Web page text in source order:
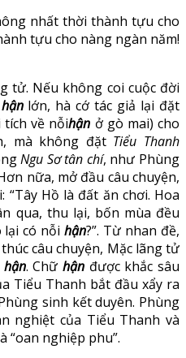
nhất thời thành tựu cho
tựu cho nàng ngàn năm!
tử. Nếu không coi cuộc đời
hận lớn, hà cớ tác giả lại đặt
về nỗihận ở gò mai) cho
mà không đặt Tiểu Thanh
Ngu Sơ tân chí, như Phùng
nữa, mở đầu câu chuyện,
Hồ là đất ăn chơi. Hoa
qua, thu lại, bốn mùa đều
lại có nỗihận?”. Từ nhan đề,
câu chuyện, Mặc lãng tử
hận. Chữhận được khắc sâu
Tiểu Thanh bắt đầu xẩy ra
sinh kết duyên. Phùng
nghiệt của Tiểu Thanh và
“oan nghiệp phu”.